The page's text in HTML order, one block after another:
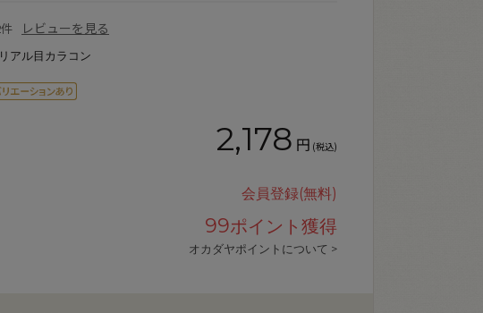
レビューを見る
アル目カラコン
2,178 円 (税込)
会員登録(無料)
99ポイント獲得
オカダヤポイントについて >